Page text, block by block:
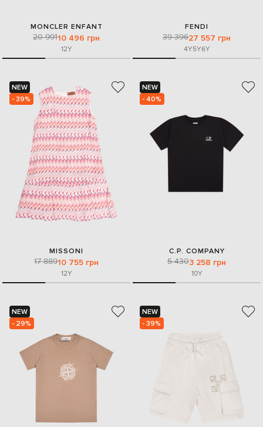
MONCLER ENFANT
20 99110 496 грн
12Y
FENDI
39 39627 557 грн
4Y5Y6Y
NEW
- 39%
MISSONI
17 88910 755 грн
12Y
NEW
- 40%
C.P. COMPANY
5 4303 258 грн
10Y
NEW
- 29%
NEW
- 39%